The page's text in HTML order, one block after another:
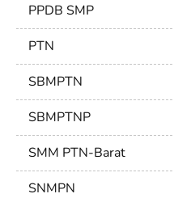
PPDB SMP
PTN
SBMPTN
SBMPTNP
SMM PTN-Barat
SNMPN